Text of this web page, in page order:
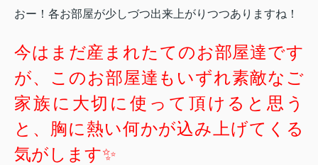
おー！各お部屋が少しづつ出来上がりつつありますね！
今はまだ産まれたてのお部屋達です
が、このお部屋達もいずれ素敵なご
家族に大切に使って頂けると思う
と、 胸に熱い何かが込み上げてくる
気がします✨